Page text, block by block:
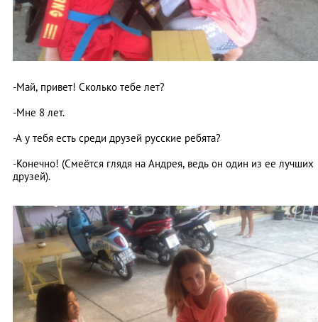
-Май, привет! Сколько тебе лет?
-Мне 8 лет.
-А у тебя есть среди друзей русские ребята?
-Конечно! (Смеётся глядя на Андрея, ведь он один из ее лучших
друзей).